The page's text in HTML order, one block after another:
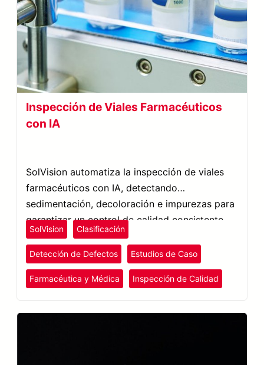
Inspección de Viales Farmacéuticos
con IA
SolVision automatiza la inspección de viales
farmacéuticos con IA, detectando
sedimentación, decoloración e impurezas para
garantizar un control de calidad consistente.
SolVision Clasificación
Detección de Defectos Estudios de Caso
Farmacéutica y Médica Inspección de Calidad